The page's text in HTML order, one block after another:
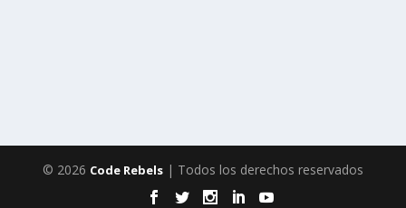
© 2026 Code Rebels | Todos los derechos reservados